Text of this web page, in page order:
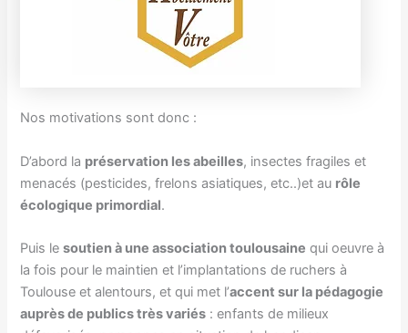
Nos motivations sont donc :
D’abord la préservation les abeilles, insectes fragiles et
menacés (pesticides, frelons asiatiques, etc..)et au rôle
écologique primordial.
Puis lesoutien à une association toulousaine qui oeuvre à
la fois pour le maintien et l’implantations de ruchers à
Toulouse et alentours, et qui met l’accent sur la pédagogie
auprès de publics très variés : enfants de milieux